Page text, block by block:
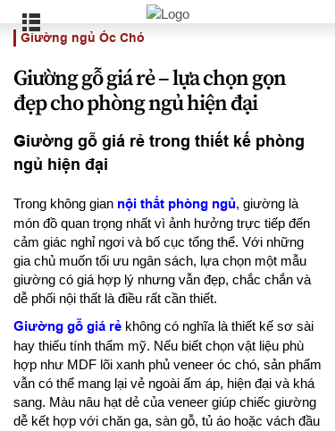
Giường ngủ Óc Chó
Giường gỗ giá rẻ – lựa chọn gọn
đẹp cho phòng ngủ hiện đại
Giường gỗ giá rẻ trong thiết kế phòng
ngủ hiện đại
Trong không gian nội thất phòng ngủ, giường là
món đồ quan trọng nhất vì ảnh hưởng trực tiếp đến
cảm giác nghỉ ngơi và bố cục tổng thể. Với những
gia chủ muốn tối ưu ngân sách, lựa chọn một mẫu
giường có giá hợp lý nhưng vẫn đẹp, chắc chắn và
dễ phối nội thất là điều rất cần thiết.
Giường gỗ giá rẻ không có nghĩa là thiết kế sơ sài
hay thiếu tính thẩm mỹ. Nếu biết chọn vật liệu phù
hợp như MDF lõi xanh phủ veneer óc chó, sản phẩm
vẫn có thể mang lại vẻ ngoài ấm áp, hiện đại và khá
sang. Màu nâu hạt dẻ của veneer giúp chiếc giường
dễ kết hợp với chăn ga, sàn gỗ, tủ áo hoặc vách đầu